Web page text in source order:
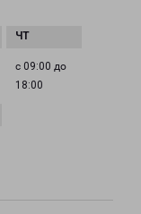
с 09:00 до
18:00